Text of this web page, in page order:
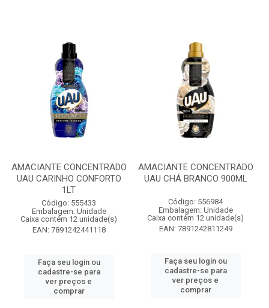
AMACIANTE CONCENTRADO
UAU CARINHO CONFORTO
1LT
Código: 555433
Embalagem: Unidade
Caixa contém 12 unidade(s)
EAN: 7891242441118
Faça seu login ou
cadastre-se para
ver preços e
comprar
AMACIANTE CONCENTRADO
UAU CHÁ BRANCO 900ML
Código: 556984
Embalagem: Unidade
Caixa contém 12 unidade(s)
EAN: 7891242811249
Faça seu login ou
cadastre-se para
ver preços e
comprar